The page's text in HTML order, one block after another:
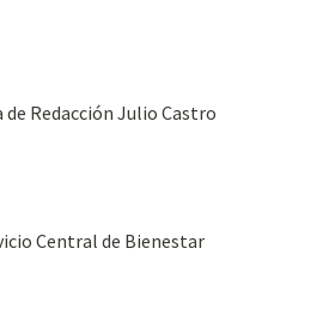
de Redacción Julio Castro
Central de Bienestar